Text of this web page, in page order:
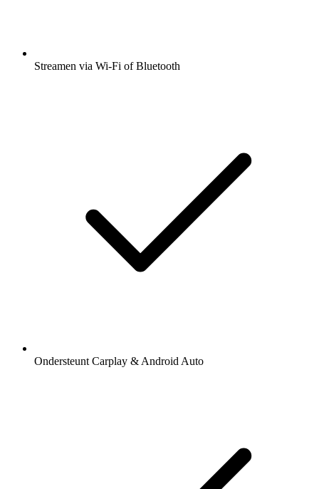
Streamen via Wi-Fi of Bluetooth
Ondersteunt Carplay & Android Auto